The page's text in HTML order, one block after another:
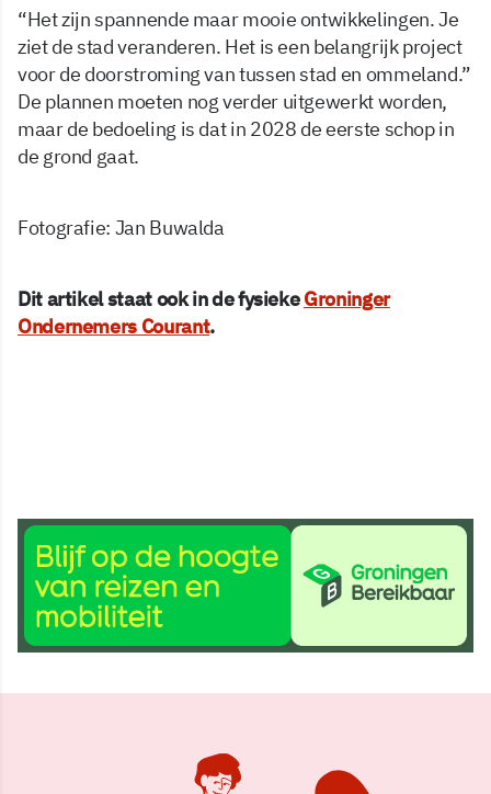
“Het zijn spannende maar mooie ontwikkelingen. Je
ziet de stad veranderen. Het is een belangrijk project
voor de doorstroming van tussen stad en ommeland.”
De plannen moeten nog verder uitgewerkt worden,
maar de bedoeling is dat in 2028 de eerste schop in
de grond gaat.
Fotografie: Jan Buwalda
Dit artikel staat ook in de fysiekeGroninger
Ondernemers Courant.
10 jul 2025, 09:01
Delen